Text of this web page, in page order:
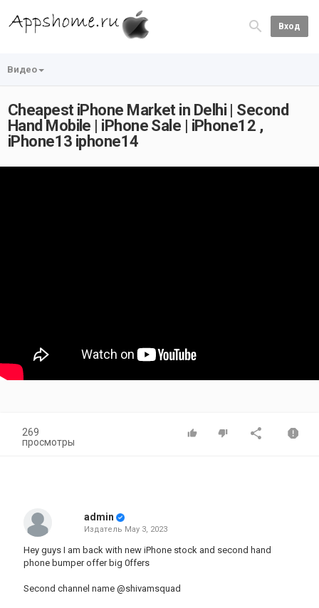
Вход
Видео
Cheapest iPhone Market in Delhi | Second
Hand Mobile | iPhone Sale | iPhone12 ,
iPhone13 iphone14
269
просмотры
admin
Издатель May 3, 2023
Hey guys I am back with new iPhone stock and second hand
phone bumper offer big 0ffers
Second channel name @shivamsquad